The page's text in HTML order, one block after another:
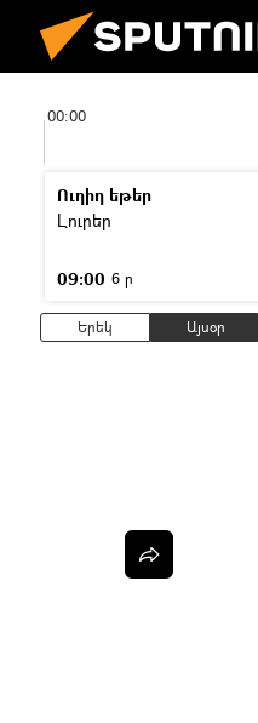
00:00
Ուղիղ եթեր
Լուրեր
09:00 6 ր
Երեկ Այսօր